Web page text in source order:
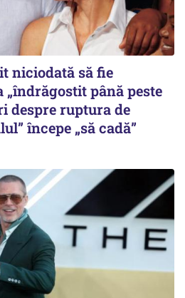
niciodată să fie
până peste
despre ruptura de
începe „să cadă”